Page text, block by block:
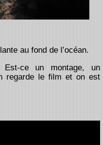
au fond de l’océan.
Est-ce un montage, un
regarde le film et on est